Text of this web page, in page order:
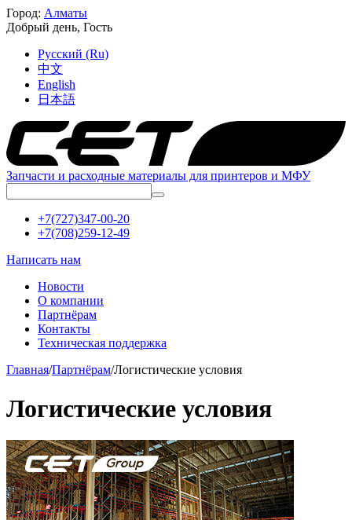
Город: Алматы
Добрый день, Гость
Русский (Ru)
中文
English
日本語
Запчасти и расходные материалы для принтеров и МФУ
+7(727)347-00-20
+7(708)259-12-49
Написать нам
Новости
О компании
Партнёрам
Контакты
Техническая поддержка
Главная/Партнёрам/Логистические условия
Логистические условия